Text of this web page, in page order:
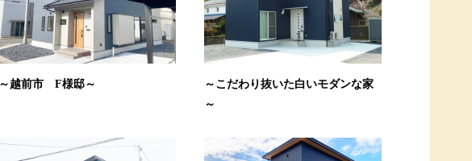
～越前市 F様邸～
～こだわり抜いた白いモダンな家
～